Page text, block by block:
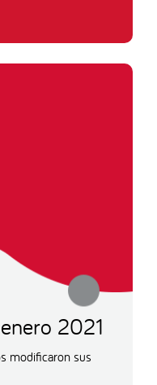
2021
modificaron sus